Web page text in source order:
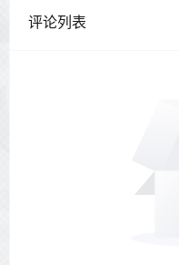
评论列表